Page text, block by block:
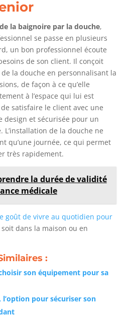
la baignoire par la douche,
se passe en plusieurs
un bon professionnel écoute
de son client. Il conçoit
la douche en personnalisant la
de façon à ce qu’elle
à l’espace qui lui est
satisfaire le client avec une
design et sécurisée pour un
L’installation de la douche ne
qu’une journée, ce qui permet
très rapidement.
la durée de validité
médicale
goût de vivre au quotidien pour
soit dans la maison ou en
:
son équipement pour sa
l’option pour sécuriser son